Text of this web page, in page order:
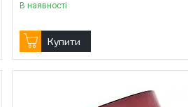
В наявності
Купити